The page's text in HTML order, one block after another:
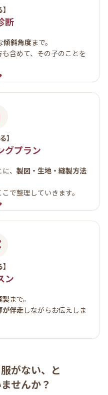
断
傾斜角度まで。
含めて、その子のことを
】
グプラン
、 製図・生地・縫製方法
こで整理していきます。
ン
製まで。
が伴走しながらお伝えしま
がない、と
せんか？